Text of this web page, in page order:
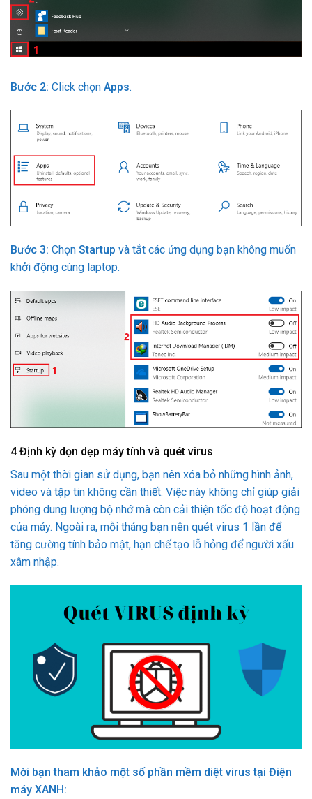
Bước 2: Click chọn Apps.
Bước 3: Chọn Startup và tắt các ứng dụng bạn không muốn
khởi động cùng laptop.
4Định kỳ dọn dẹp máy tính và quét virus
Sau một thời gian sử dụng, bạn nên xóa bỏ những hình ảnh,
video và tập tin không cần thiết. Việc này không chỉ giúp giải
phóng dung lượng bộ nhớ mà còn cải thiện tốc độ hoạt động
của máy. Ngoài ra, mỗi tháng bạn nên quét virus 1 lần để
tăng cường tính bảo mật, hạn chế tạo lỗ hỏng để người xấu
xâm nhập.
Mời bạn tham khảo một số phần mềm diệt virus tại Điện
máy XANH: